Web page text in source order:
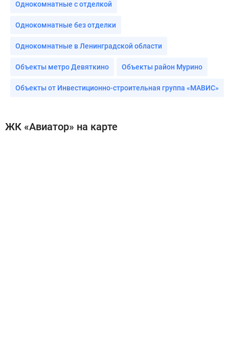
Однокомнатные с отделкой
Однокомнатные без отделки
Однокомнатные в Ленинградской области
Объекты метро Девяткино Объекты район Мурино
Объекты от Инвестиционно-строительная группа «МАВИС»
ЖК «Авиатор» на карте